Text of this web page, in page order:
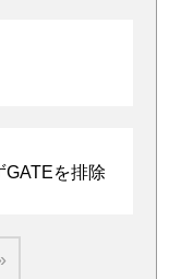
GATEを排除